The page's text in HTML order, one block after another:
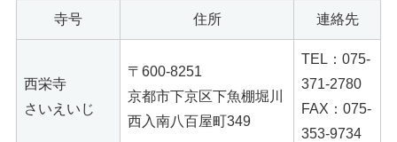
寺号 住所 連絡先
西栄寺
さいえいじ
〒600-8251
京都市下京区下魚棚堀川
西入南八百屋町349
TEL：075-
371-2780
FAX：075-
353-9734